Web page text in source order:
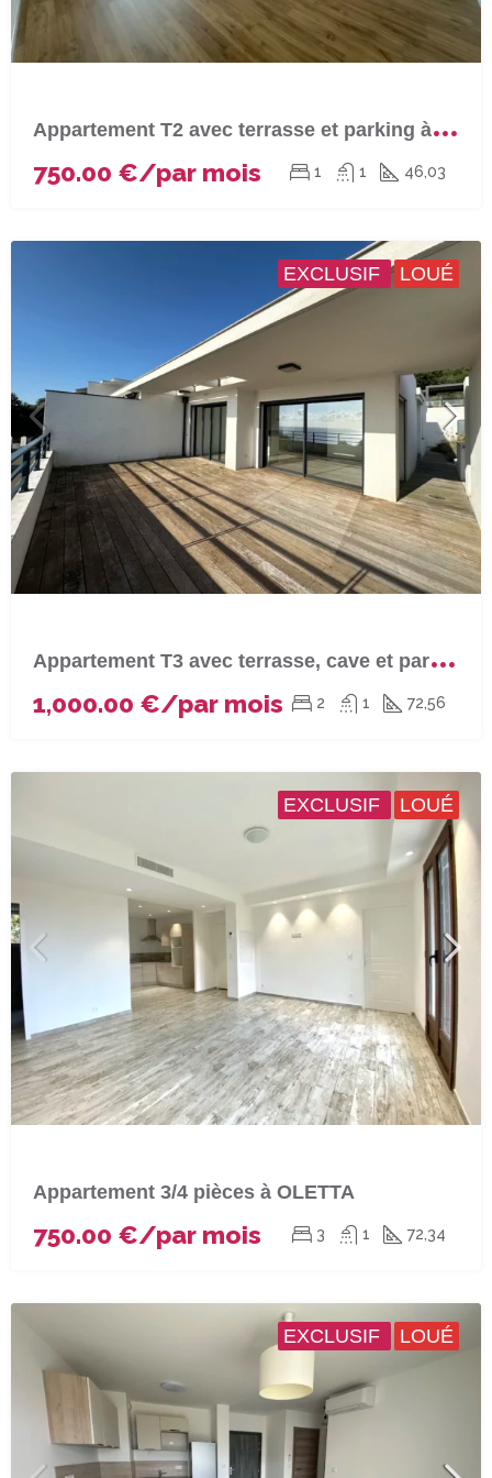
A
ppartement T2 avec terrasse et parking à BASTIA (Centre ville)
750.00 €/par mois 1 1 46,03
EXCLUSIF LOUÉ
A
ppartement T3 avec terrasse, cave et parking couvert à VILLE DI PIETRABUNO
1,000.00 €/par mois 2 1 72,56
EXCLUSIF LOUÉ
Appartement 3/4 pièces à OLETTA
750.00 €/par mois 3 1 72,34
EXCLUSIF LOUÉ